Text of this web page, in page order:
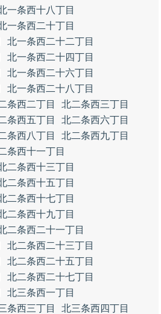
一条西十八丁目
一条西二十丁目
北一条西二十二丁目
北一条西二十四丁目
北一条西二十六丁目
北一条西二十八丁目
条西二丁目
北二条西三丁目
条西五丁目
北二条西六丁目
条西八丁目
北二条西九丁目
条西十一丁目
二条西十三丁目
二条西十五丁目
二条西十七丁目
二条西十九丁目
二条西二十一丁目
北二条西二十三丁目
北二条西二十五丁目
北二条西二十七丁目
北三条西一丁目
条西三丁目
北三条西四丁目